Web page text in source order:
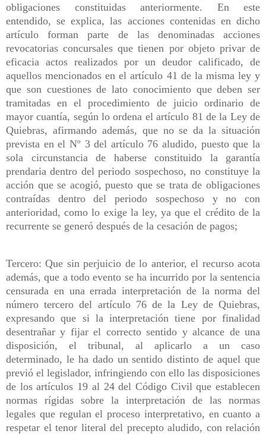
obligaciones constituidas anteriormente. En este
entendido, se explica, las acciones contenidas en dicho
artículo forman parte de las denominadas acciones
revocatorias concursales que tienen por objeto privar de
eficacia actos realizados por un deudor calificado, de
aquellos mencionados en el artículo 41 de la misma ley y
que son cuestiones de lato conocimiento que deben ser
tramitadas en el procedimiento de juicio ordinario de
mayor cuantía, según lo ordena el artículo 81 de la Ley de
Quiebras, afirmando además, que no se da la situación
prevista en el Nº 3 del artículo 76 aludido, puesto que la
sola circunstancia de haberse constituido la garantía
prendaria dentro del periodo sospechoso, no constituye la
acción que se acogió, puesto que se trata de obligaciones
contraídas dentro del periodo sospechoso y no con
anterioridad, como lo exige la ley, ya que el crédito de la
recurrente se generó después de la cesación de pagos;
Tercero: Que sin perjuicio de lo anterior, el recurso acota
además, que a todo evento se ha incurrido por la sentencia
censurada en una errada interpretación de la norma del
número tercero del artículo 76 de la Ley de Quiebras,
expresando que si la interpretación tiene por finalidad
desentrañar y fijar el correcto sentido y alcance de una
disposición, el tribunal, al aplicarlo a un caso
determinado, le ha dado un sentido distinto de aquel que
previó el legislador, infringiendo con ello las disposiciones
de los artículos 19 al 24 del Código Civil que establecen
normas rígidas sobre la interpretación de las normas
legales que regulan el proceso interpretativo, en cuanto a
respetar el tenor literal del precepto aludido, con relación